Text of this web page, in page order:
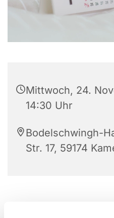
Mittwoch, 24.
14:30 Uhr
Bodelschwingh-
Str. 17, 59174